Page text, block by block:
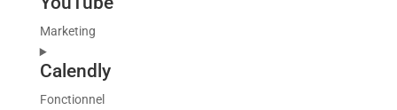
to
service
fonts
Marketing
Consent
to
service
Calendly
Fonctionnel